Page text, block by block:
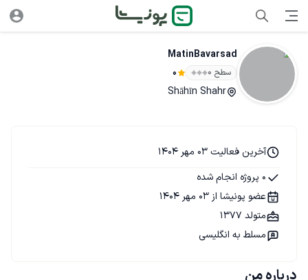
MatinBavarsad
سطح ۰ 0
Shāhīn Shahr
آخرین فعالیت 03 مهر 1404
0 پروژه انجام شده
عضو پونیشا از 03 مهر 1404
متولد 1377
مسلط به انگلیسی